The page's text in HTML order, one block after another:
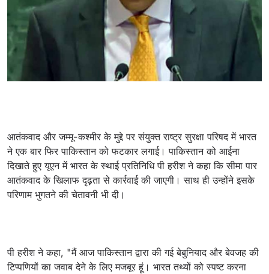
आतंकवाद और जम्मू-कश्मीर के मुद्दे पर संयुक्त राष्ट्र सुरक्षा परिषद में भारत
ने एक बार फिर पाकिस्तान को फटकार लगाई। पाकिस्तान को आईना
दिखाते हुए यूएन में भारत के स्थाई प्रतिनिधि पी हरीश ने कहा कि सीमा पार
आतंकवाद के खिलाफ दृढ़ता से कार्रवाई की जाएगी। साथ ही उन्होंने इसके
परिणाम भुगतने की चेतावनी भी दी।
पी हरीश ने कहा, "मैं आज पाकिस्तान द्वारा की गई बेबुनियाद और बेवजह की
टिप्पणियों का जवाब देने के लिए मजबूर हूं। भारत तथ्यों को स्पष्ट करना